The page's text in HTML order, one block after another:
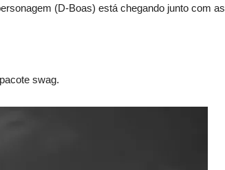
(D-Boas) está chegando junto com as
swag.